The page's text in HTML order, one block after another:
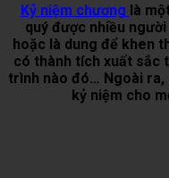
Kỷ niệm chương là
quý được nhiều
hoặc là dung để khen
có thành tích xuất sắc
trình nào đó… Ngoài ra,
kỷ niệm cho